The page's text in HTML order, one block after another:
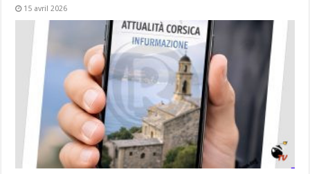
15 avril 2026